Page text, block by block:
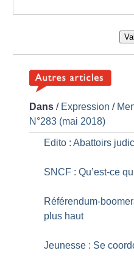
Dans / Expression /
N°283 (mai 2018)
Edito : Abattoirs
SNCF : Qu’est-ce
Référendum-
plus haut
Jeunesse : Se